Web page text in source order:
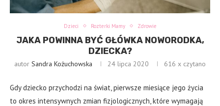
Dzieci Rozterki Mamy Zdrowie
JAKA POWINNA BYĆ GŁÓWKA NOWORODKA,
DZIECKA?
autor Sandra Kożuchowska 24 lipca 2020 616 x czytano
Gdy dziecko przychodzi na świat, pierwsze miesiące jego życia
to okres intensywnych zmian fizjologicznych, które wymagają